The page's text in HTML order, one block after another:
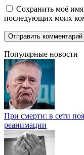
Сохранить моё
последующих моих
Популярные новости
При смерти: в сети
реанимации